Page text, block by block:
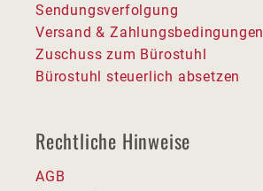
Sendungsverfolgung
Versand & Zahlungsbedingungen
Zuschuss zum Bürostuhl
Bürostuhl steuerlich absetzen
Rechtliche Hinweise
AGB